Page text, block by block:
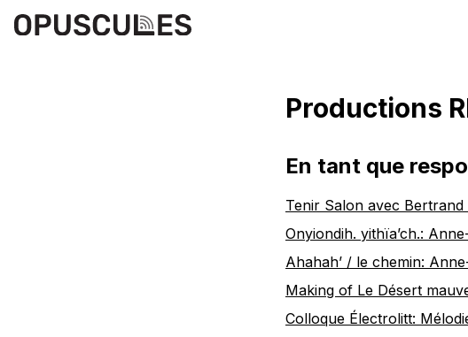
Productions
En tant que
Tenir Salon avec
Onyiondih. yith​ï​a​’​ch.:
Ahahah’ / le chemin:
Making of Le Désert
Colloque Électrolitt: